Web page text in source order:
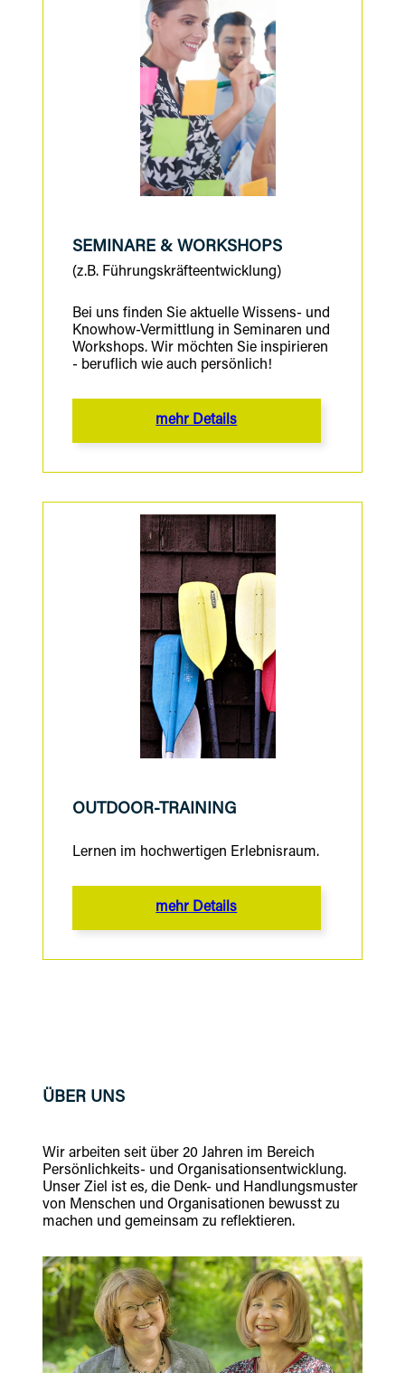
SEMINARE & WORKSHOPS
(z.B. Führungskräfteentwicklung)
Bei uns finden Sie aktuelle Wissens- und
Knowhow-Vermittlung in Seminaren und
Workshops. Wir möchten Sie inspirieren
- beruflich wie auch persönlich!
mehr Details
OUTDOOR-TRAINING
Lernen im hochwertigen Erlebnisraum.
mehr Details
ÜBER UNS
Wir arbeiten seit über 20 Jahren im Bereich
Persönlichkeits- und Organisationsentwicklung.
Unser Ziel ist es, die Denk- und Handlungsmuster
von Menschen und Organisationen bewusst zu
machen und gemeinsam zu reflektieren.